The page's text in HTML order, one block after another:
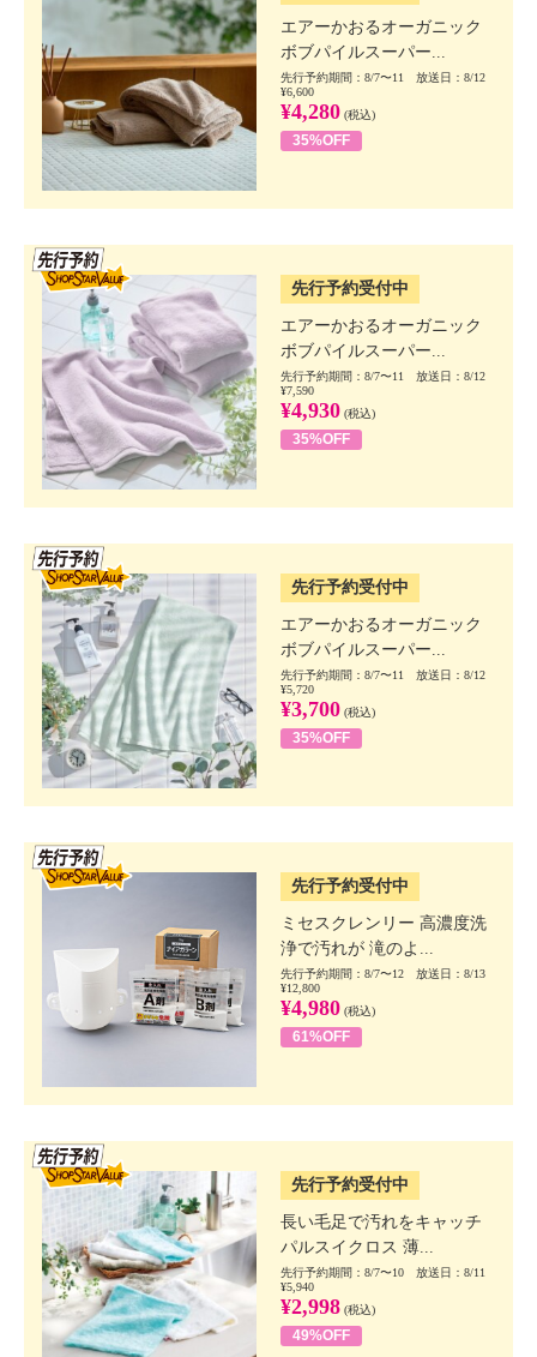
エアーかおるオーガニック
ボブパイルスーパー...
先行予約期間：8/7〜11 放送日：8/12
¥6,600
¥4,280 (税込)
35%OFF
先行予約受付中
エアーかおるオーガニック
ボブパイルスーパー...
先行予約期間：8/7〜11 放送日：8/12
¥7,590
¥4,930 (税込)
35%OFF
先行予約受付中
エアーかおるオーガニック
ボブパイルスーパー...
先行予約期間：8/7〜11 放送日：8/12
¥5,720
¥3,700 (税込)
35%OFF
先行予約受付中
ミセスクレンリー 高濃度洗
浄で汚れが 滝のよ...
先行予約期間：8/7〜12 放送日：8/13
¥12,800
¥4,980 (税込)
61%OFF
先行予約受付中
長い毛足で汚れをキャッチ
パルスイクロス 薄...
先行予約期間：8/7〜10 放送日：8/11
¥5,940
¥2,998 (税込)
49%OFF